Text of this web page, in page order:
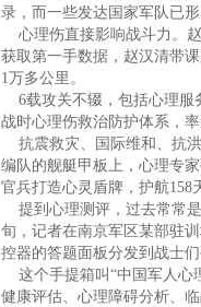
录，而一些发达国家军队已
心理伤直接影响战斗力。
获取第一手数据，赵汉清带
1万多公里。
6载攻关不辍，包括心理服
战时心理伤救治防护体系，
抗震救灾、国际维和、抗
编队的舰艇甲板上，心理专
官兵打造心灵盾牌，护航158
提到心理测评，过去常常
旬，记者在南京军区某部驻
控器的答题面板分发到战士
这个手提箱叫“中国军人心
健康评估、心理障碍分析、临